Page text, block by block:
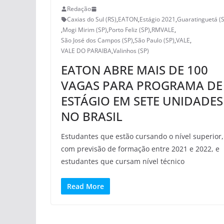
Redação
Caxias do Sul (RS),EATON,Estágio 2021,Guaratinguetá
,Mogi Mirim (SP),Porto Feliz (SP),RMVALE,
São José dos Campos (SP),São Paulo (SP),VALE,
VALE DO PARAIBA,Valinhos (SP)
EATON ABRE MAIS DE 100
VAGAS PARA PROGRAMA DE
ESTÁGIO EM SETE UNIDADES
NO BRASIL
Estudantes que estão cursando o nível superior,
com previsão de formação entre 2021 e 2022, e
estudantes que cursam nível técnico
Read More